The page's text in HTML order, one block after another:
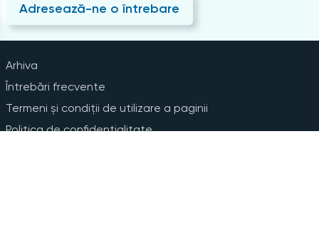
Adresează-ne o întrebare
Arhiva
Întrebări frecvente
Termeni și condiții de utilizare a paginii
Politica de confidențialitate